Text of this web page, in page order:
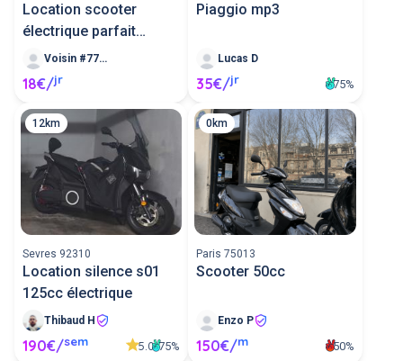
Location scooter
électrique parfait
coursier
Voisin #7768
18€/jr
Piaggio mp3
Lucas D
35€/jr 75%
12km
Sevres 92310
Location silence s01
125cc électrique
Thibaud H
190€/sem 5.0 75%
0km
Paris 75013
Scooter 50cc
Enzo P
150€/m 50%